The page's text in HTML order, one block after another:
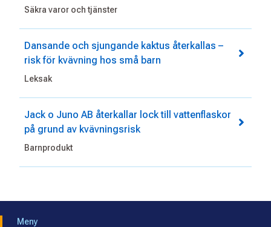
Säkra varor och tjänster
Dansande och sjungande kaktus återkallas –
risk för kvävning hos små barn
Leksak
Jack o Juno AB återkallar lock till vattenflaskor
på grund av kvävningsrisk
Barnprodukt
Meny